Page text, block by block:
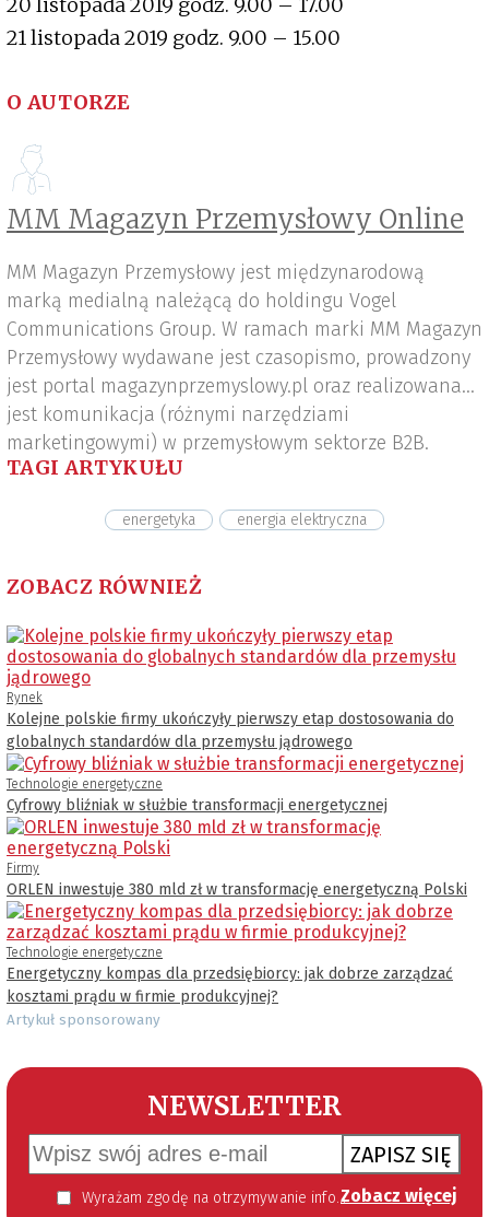
21 listopada 2019 godz. 9.00 – 15.00
O AUTORZE
MM Magazyn Przemysłowy Online
MM Magazyn Przemysłowy jest międzynarodową
marką medialną należącą do holdingu Vogel
Communications Group. W ramach marki MM Magazyn
Przemysłowy wydawane jest czasopismo, prowadzony
jest portal magazynprzemyslowy.pl oraz realizowana
jest komunikacja (różnymi narzędziami
marketingowymi) w przemysłowym sektorze B2B.
TAGI ARTYKUŁU
energetyka energia elektryczna
ZOBACZ RÓWNIEŻ
Rynek
Kolejne polskie firmy ukończyły pierwszy etap dostosowania do
globalnych standardów dla przemysłu jądrowego
Technologie energetyczne
Cyfrowy bliźniak w służbie transformacji energetycznej
Firmy
ORLEN inwestuje 380 mld zł w transformację energetyczną Polski
Technologie energetyczne
Energetyczny kompas dla przedsiębiorcy: jak dobrze zarządzać
kosztami prądu w firmie produkcyjnej?
Artykuł sponsorowany
NEWSLETTER
ZAPISZ SIĘ
Wyrażam zgodę na otrzymywanie informacji handlowej kierowanej do mnie za pomocą środków komunikacji elektronicznej w szczególności poczty elektronicznej zgodnie z przepisem art. 10 ust 2 ustawy z dnia 18 lipca 2002 roku o świadczeniu usług drogą elektroniczną (Dz. U. 144 z 2002 r. poz. 1204). Zgoda jest dobrowolna, jednak jej wyrażenie jest konieczne, aby otrzymywać newsletter. Zobacz więcej